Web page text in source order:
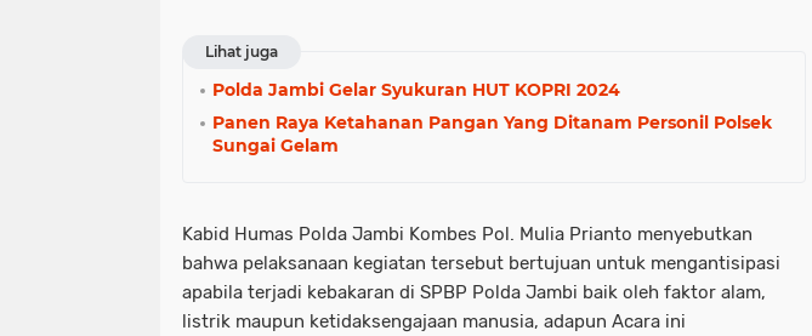
Lihat juga
Polda Jambi Gelar Syukuran HUT KOPRI 2024
Panen Raya Ketahanan Pangan Yang Ditanam Personil Polsek
Sungai Gelam
Kabid Humas Polda Jambi Kombes Pol. Mulia Prianto menyebutkan
bahwa pelaksanaan kegiatan tersebut bertujuan untuk mengantisipasi
apabila terjadi kebakaran di SPBP Polda Jambi baik oleh faktor alam,
listrik maupun ketidaksengajaan manusia, adapun Acara ini